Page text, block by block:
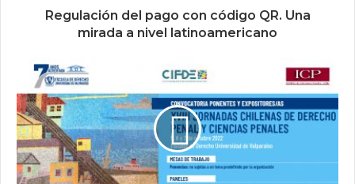
Regulación del pago con código QR. Una
mirada a nivel latinoamericano